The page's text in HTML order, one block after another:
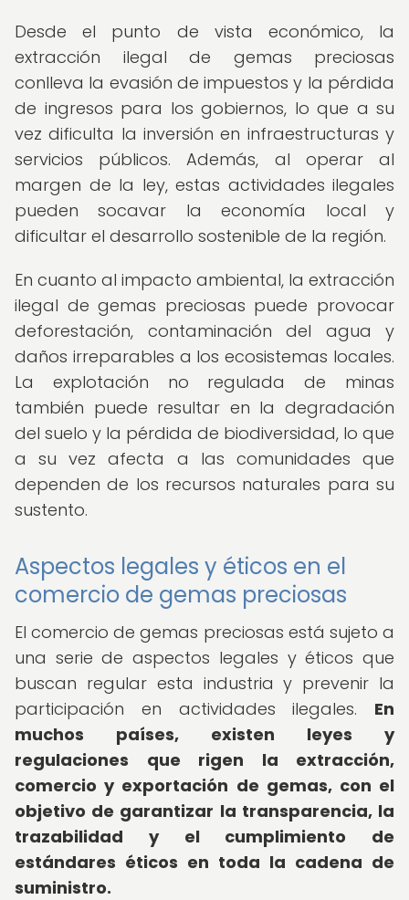
Desde el punto de vista económico, la
extracción ilegal de gemas preciosas
conlleva la evasión de impuestos y la pérdida
de ingresos para los gobiernos, lo que a su
vez dificulta la inversión en infraestructuras y
servicios públicos. Además, al operar al
margen de la ley, estas actividades ilegales
pueden socavar la economía local y
dificultar el desarrollo sostenible de la región.
En cuanto al impacto ambiental, la extracción
ilegal de gemas preciosas puede provocar
deforestación, contaminación del agua y
daños irreparables a los ecosistemas locales.
La explotación no regulada de minas
también puede resultar en la degradación
del suelo y la pérdida de biodiversidad, lo que
a su vez afecta a las comunidades que
dependen de los recursos naturales para su
sustento.
Aspectos legales y éticos en el
comercio de gemas preciosas
El comercio de gemas preciosas está sujeto a
una serie de aspectos legales y éticos que
buscan regular esta industria y prevenir la
participación en actividades ilegales. En
muchos países, existen leyes y
regulaciones que rigen la extracción,
comercio y exportación de gemas, con el
objetivo de garantizar la transparencia, la
trazabilidad y el cumplimiento de
estándares éticos en toda la cadena de
suministro.